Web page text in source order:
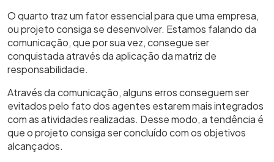
O quarto traz um fator essencial para que uma empresa,
ou projeto consiga se desenvolver. Estamos falando da
comunicação, que por sua vez, consegue ser
conquistada através da aplicação da matriz de
responsabilidade.
Através da comunicação, alguns erros conseguem ser
evitados pelo fato dos agentes estarem mais integrados
com as atividades realizadas. Desse modo, a tendência é
que o projeto consiga ser concluído com os objetivos
alcançados.